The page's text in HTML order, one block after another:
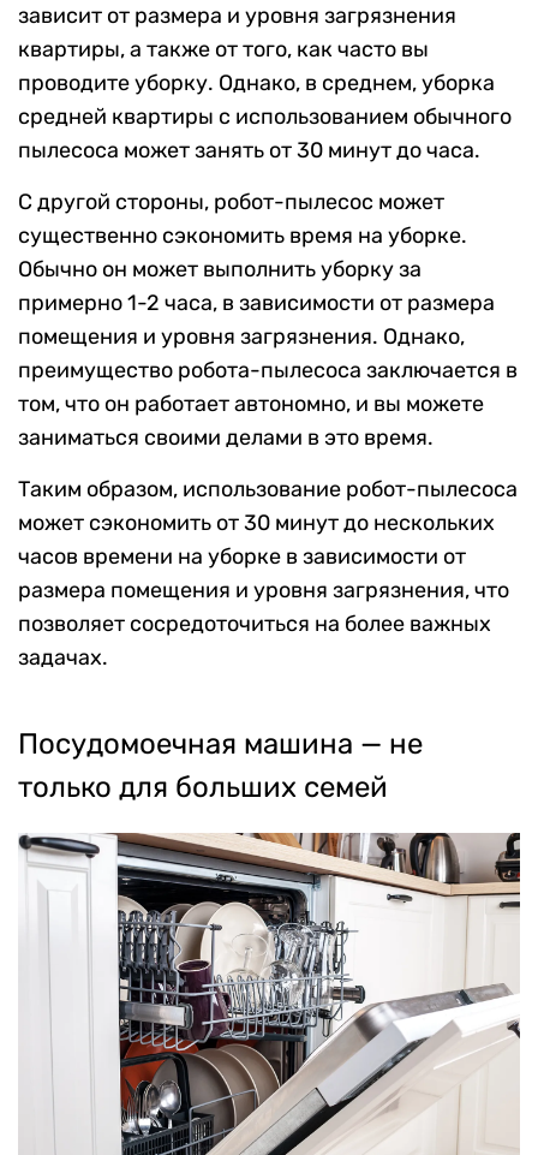
зависит от размера и уровня загрязнения
квартиры, а также от того, как часто вы
проводите уборку. Однако, в среднем, уборка
средней квартиры с использованием обычного
пылесоса может занять от 30 минут до часа.
С другой стороны, робот-пылесос может
существенно сэкономить время на уборке.
Обычно он может выполнить уборку за
примерно 1-2 часа, в зависимости от размера
помещения и уровня загрязнения. Однако,
преимущество робота-пылесоса заключается в
том, что он работает автономно, и вы можете
заниматься своими делами в это время.
Таким образом, использование робот-пылесоса
может сэкономить от 30 минут до нескольких
часов времени на уборке в зависимости от
размера помещения и уровня загрязнения, что
позволяет сосредоточиться на более важных
задачах.
Посудомоечная машина — не
только для больших семей